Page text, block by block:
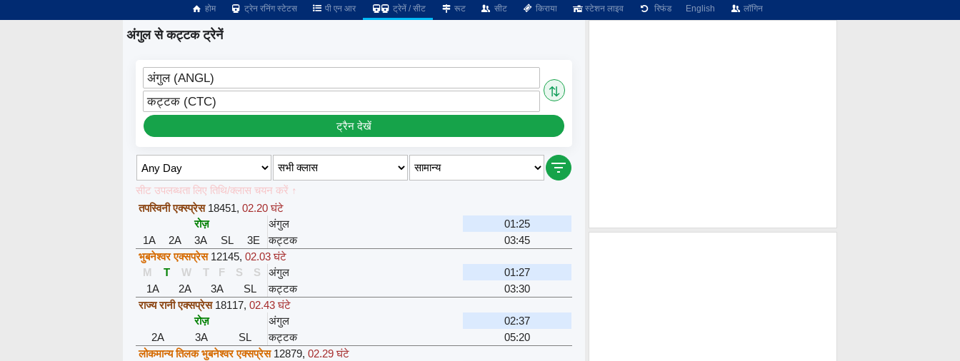
होम ट्रेन रनिंग स्टेटस पी एन आर ट्रेनें / सीट रूट सीट किराया स्टेशन लाइव रिफंड English लॉगिन
अंगुल से कट्टक ट्रेनें
अंगुल (ANGL)
⇅
कट्टक (CTC)
ट्रैन देखें
सीट उपलब्धता लिए तिथि/क्लास चयन करें ↑
तपस्विनी एक्स्प्रेस 18451,02.20 घंटे
रोज़
अंगुल
01:25
1A
2A 3A SL 3E कट्टक
03:45
भुबनेश्वर एक्सप्रेस 12145,02.03 घंटे
M
T W T F S S अंगुल
01:27
1A
2A 3A SL कट्टक
03:30
राज्य रानी एक्सप्रेस 18117,02.43 घंटे
रोज़
अंगुल
02:37
2A
3A SL कट्टक
05:20
लोकमान्य तिलक भुबनेश्वर एक्सप्रेस 12879,02.29 घंटे